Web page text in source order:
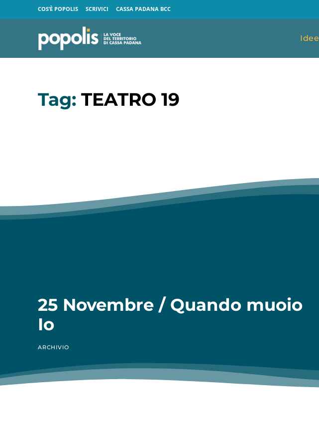
COS’È POPOLIS SCRIVICI CASSA PADANA BCC
Idee
Tag: TEATRO 19
25 Novembre / Quando muoio
Io
ARCHIVIO